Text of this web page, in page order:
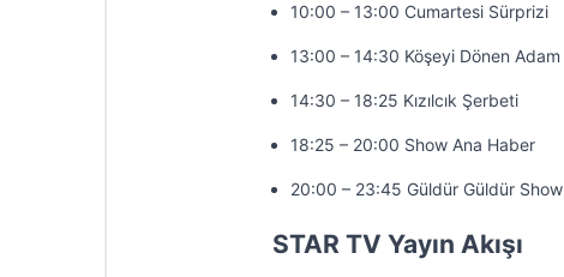
10:00 – 13:00 Cumartesi Sürprizi
13:00 – 14:30 Köşeyi Dönen Adam
14:30 – 18:25 Kızılcık Şerbeti
18:25 – 20:00 Show Ana Haber
20:00 – 23:45 Güldür Güldür Show
STAR TV Yayın Akışı